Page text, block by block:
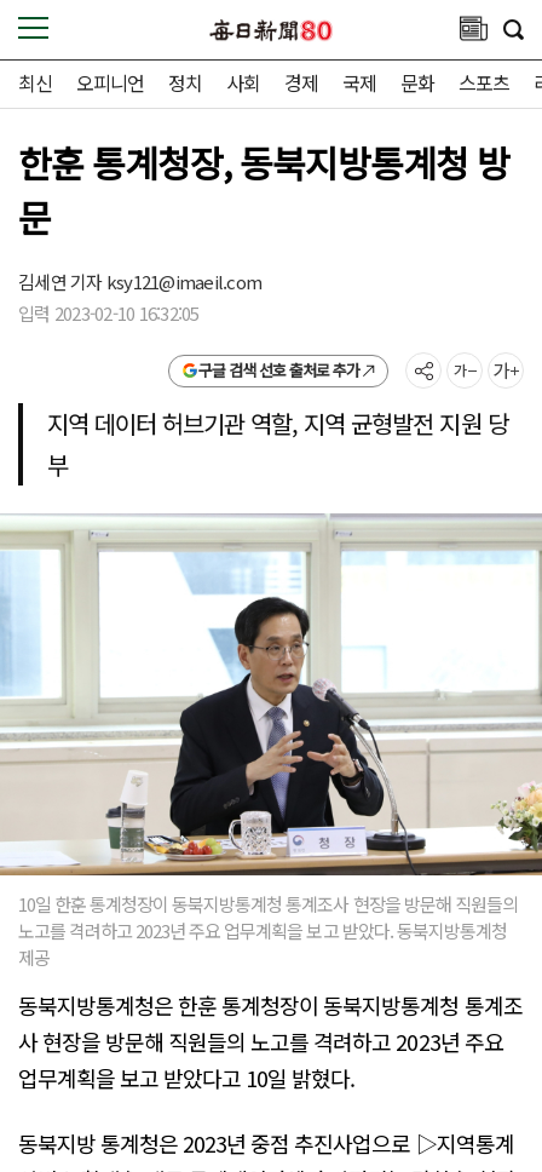
최신 오피니언 정치 사회 경제 국제 문화 스포츠
한훈 통계청장, 동북지방통계청 방
문
김세연 기자ksy121@imaeil.com
입력 2023-02-10 16:32:05
구글 검색 선호 출처로 추가
지역 데이터 허브기관 역할, 지역 균형발전 지원 당
부
10일 한훈 통계청장이 동북지방통계청 통계조사 현장을 방문해 직원들의
노고를 격려하고 2023년 주요 업무계획을 보고 받았다. 동북지방통계청
제공
동북지방통계청은 한훈 통계청장이 동북지방통계청 통계조
사 현장을 방문해 직원들의 노고를 격려하고 2023년 주요
업무계획을 보고 받았다고 10일 밝혔다.
동북지방 통계청은 2023년 중점 추진사업으로 ▷지역통계